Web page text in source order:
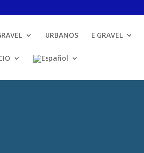
URBANOS E GRAVEL